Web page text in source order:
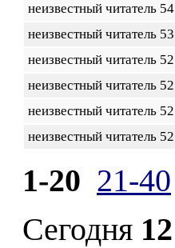
неизвестный читатель 54
неизвестный читатель 53
неизвестный читатель 52
неизвестный читатель 52
неизвестный читатель 52
неизвестный читатель 52
1-20 21-40
Сегодня 12